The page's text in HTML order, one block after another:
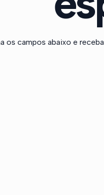
os campos abaixo e